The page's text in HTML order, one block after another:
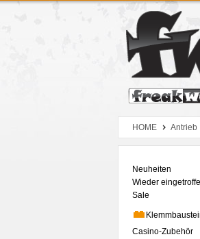
Zum Hauptmenue
Zum Seiteninhalt
Zum Warenkob
HOME Antrieb
Neuheiten
Wieder
Sale
Casino-Zubehör